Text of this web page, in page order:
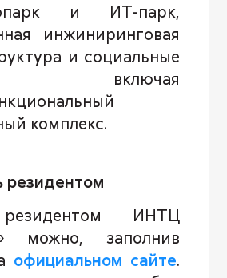
и ИТ-парк,
инжиниринговая
и социальные
включая
комплекс.
резидентом
ИНТЦ
можно, заполнив
официальном сайте.